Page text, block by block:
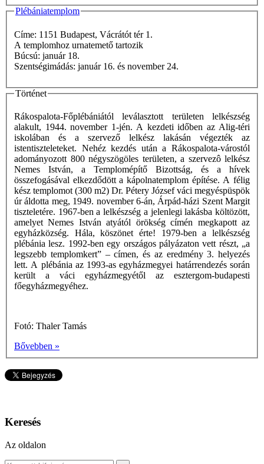
Plébániatemplom
Címe: 1151 Budapest, Vácrátót tér 1.
A templomhoz urnatemető tartozik
Búcsú: január 18.
Szentségimádás: január 16. és november 24.
Történet
Rákospalota-Főplébániától leválasztott területen lelkészség
alakult, 1944. november 1-jén. A kezdeti időben az Alig-téri
iskolában és a szervező lelkész lakásán végezték az
istentiszteleteket. Nehéz kezdés után a Rákospalota-várostól
adományozott 800 négyszögöles területen, a szervezô lelkész
Nemes István, a Templomépítő Bizottság, és a hívek
összefogásával elkezdődött a kápolnatemplom építése. A félig
kész templomot (300 m2) Dr. Pétery József váci megyéspüspök
úr áldotta meg, 1949. november 6-án, Árpád-házi Szent Margit
tiszteletére. 1967-ben a lelkészség a jelenlegi lakásba költözött,
amelyet Nemes István atyától örökség címén megkapott az
egyházközség. Hála, köszönet érte! 1979-ben a lelkészség
plébánia lesz. 1992-ben egy országos pályázaton vett részt, „a
legszebb templomkert” – címen, és az eredmény 3. helyezés
lett. A plébánia az 1993-as egyházmegyei határrendezés során
került a váci egyházmegyétől az esztergom-budapesti
főegyházmegyéhez.
Fotó: Thaler Tamás
Bővebben »
Keresés
Az oldalon